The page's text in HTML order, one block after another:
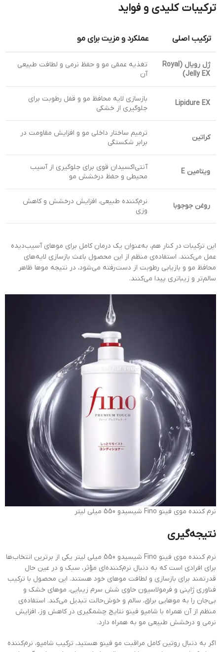
ترکیبات کلیدی و فواید
ترکیب اصلی عملکرد و مزیت برای مو
ژل رویال (Royal
Jelly EX)
تغذیه عمقی مو و حفظ نرمی و لطافت طبیعی
آن
Lipidure EX
بازسازی لایه محافظ مو و قفل رطوبت برای
جلوگیری از خشکی
کراتین
ترمیم ساختار داخلی مو و افزایش مقاومت در
برابر شکستگی
ویتامین E
آنتی‌اکسیدان قوی برای جلوگیری از آسیب
محیطی و حفظ درخشش مو
روغن جوجوبا
نرم‌کننده طبیعی، افزایش درخشش و کاهش
وزی
این ترکیبات در کنار هم، به‌عنوان یک درمان کامل برای موهای آسیب‌دیده
عمل می‌کنند. استفاده‌ی منظم از این محصول باعث بازسازی لایه‌های
محافظ مو و بازیابی رطوبت از دست‌رفته می‌شود، در نتیجه موها ظاهر
سالم‌تر و زیباتری پیدا می‌کنند.
نرم کننده موی فینو Fino شیسیدو 550 میلی لیتر
نتیجه‌گیری
نرم کننده موی فینو Fino شیسیدو 550 میلی لیتر یکی از برترین انتخاب‌ها
برای افرادی است که به دنبال نرم‌کننده‌ای مؤثر، سبک و در عین حال
قدرتمند برای بازسازی و لطافت موهای خود هستند. این محصول با ترکیب
فناوری ژاپنی و فرمولاسیون حاوی شش سرم زیبایی، موهای خشک و
بی‌جان را به موهایی براق، سالم و خوش‌حالت تبدیل می‌کند. استفاده‌ی
منظم از آن همراه با شامپو فینو نتایج چشمگیری در کاهش وز، افزایش
نرمی و درخشش طبیعی مو به همراه دارد.
اگر به دنبال روتین کامل مراقبت مو فینو هستید، ترکیب شامپو، نرم‌کننده